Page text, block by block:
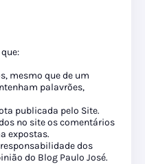
mesmo que de um
palavrões,
publicada pelo Site.
no site os comentários
expostas.
dos
do Blog Paulo José.